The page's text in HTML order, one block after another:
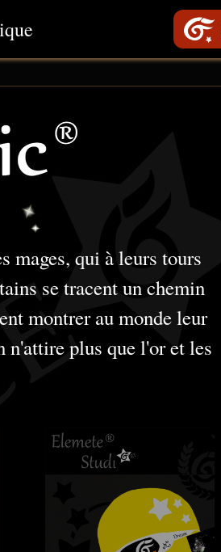
mages, qui à leurs tours
se tracent un chemin
montrer au monde leur
n'attire plus que l'or et les